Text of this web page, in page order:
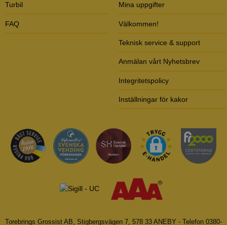
Turbil
FAQ
Mina uppgifter
Välkommen!
Teknisk service & support
Anmälan vårt Nyhetsbrev
Integritetspolicy
Inställningar för kakor
Torebrings Grossist AB, Stigbergsvägen 7, 578 33 ANEBY - Telefon 0380-